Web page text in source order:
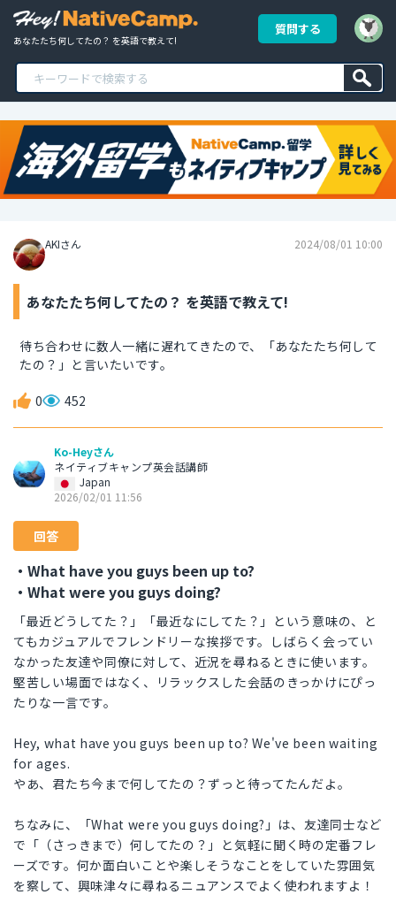
あなたたち何してたの？ を英語で教えて!
質問する
AKIさん 2024/08/01 10:00
あなたたち何してたの？ を英語で教えて!
待ち合わせに数人一緒に遅れてきたので、「あなたたち何して
たの？」と言いたいです。
0 452
Ko-Heyさん
ネイティブキャンプ英会話講師
Japan
2026/02/01 11:56
回答
・What have you guys been up to?
・What were you guys doing?
「最近どうしてた？」「最近なにしてた？」という意味の、と
てもカジュアルでフレンドリーな挨拶です。しばらく会ってい
なかった友達や同僚に対して、近況を尋ねるときに使います。
堅苦しい場面ではなく、リラックスした会話のきっかけにぴっ
たりな一言です。
Hey, what have you guys been up to? We've been waiting
for ages.
やあ、君たち今まで何してたの？ずっと待ってたんだよ。
ちなみに、「What were you guys doing?」は、友達同士など
で「（さっきまで）何してたの？」と気軽に聞く時の定番フレ
ーズです。何か面白いことや楽しそうなことをしていた雰囲気
を察して、興味津々に尋ねるニュアンスでよく使われますよ！